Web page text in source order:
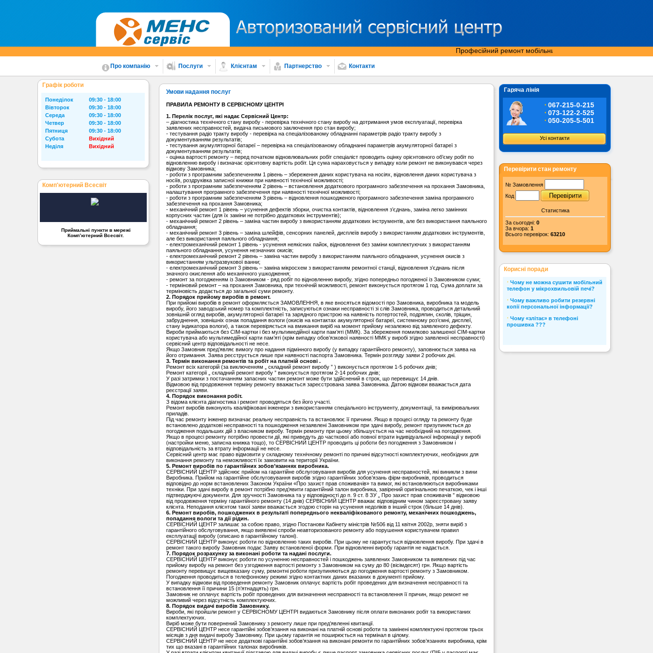
Професійний ремонт мобільних телефонів, моніторів,
Про компанію Послуги Клієнтам Партнерство Контакти
Графік роботи
Понеділок
09:30 - 18:00
Вівторок
09:30 - 18:00
Середа
09:30 - 18:00
Четвер
09:30 - 18:00
Пятниця
09:30 - 18:00
Субота
Вихідний
Неділя
Вихідний
Комп'ютерний Всесвіт
Приймальні пункти в мережі
Комп’ютерний Всесвіт.
Умови надання послуг
ПРАВИЛА РЕМОНТУ В СЕРВІСНОМУ ЦЕНТРІ
1. Перелік послуг, які надає Сервісний Центр:
– діагностика технічного стану виробу - перевірка технічного стану виробу на дотримання умов експлуатації, перевірка
заявлених несправностей, видача письмового заключення про стан виробу;
- тестування радіо тракту виробу - перевірка на спеціалізованому обладнанні параметрів радіо тракту виробу з
документуванням результатів;
- тестування акумуляторної батареї – перевірка на спеціалізованому обладнанні параметрів акумуляторної батареї з
документуванням результатів;
- оцінка вартості ремонту – перед початком відновлювальних робіт спеціаліст проводить оцінку орієнтовного об’єму робіт по
відновленню виробу і визначає орієнтовну вартість робіт. Ця сума нараховується у випадку коли ремонт не виконувався через
відмову Замовника;
- роботи з програмним забезпеченням 1 рівень – збереження даних користувача на носіях, відновлення даних користувача з
носіїв, роздруківка записної книжки при наявності технічної можливості;
- роботи з програмним забезпеченням 2 рівень – встановлення додаткового програмного забезпечення на прохання Замовника,
налаштування програмного забезпечення при наявності технічної можливості;
- роботи з програмним забезпеченням 3 рівень – відновлення пошкодженого програмного забезпечення заміна програмного
забезпечення на прохання Замовника;
- механічний ремонт 1 рівень – усунення дефектів зборки, очистка контактів, відновлення з’єднань, заміна легко замінних
корпусних частин (для їх заміни не потрібно додаткових інструментів);
- механічний ремонт 2 рівень – заміна частин виробу з використанням додаткових інструментів, але без використання паяльного
обладнання;
- механічний ремонт 3 рівень – заміна шлейфів, сенсорних панелей, дисплеїв виробу з використанням додаткових інструментів,
але без використання паяльного обладнання;
- електромеханічний ремонт 1 рівень - усунення неякісних пайок, відновлення без заміни комплектуючих з використанням
паяльного обладнання, усунення незначних окисів;
- електромеханічний ремонт 2 рівень – заміна частин виробу з використанням паяльного обладнання, усунення окисів з
використанням ультразвукової ванни;
- електромеханічний ремонт 3 рівень – заміна мікросхем з використанням ремонтної станції, відновлення з’єднань після
значного окислення або механічного ушкодження;
- ремонт за погодженням із Замовником - ряд робіт по відновленню виробу, згідно попередньо погодженої із Замовником суми;
- терміновий ремонт – на прохання Замовника, при технічній можливості, ремонт виконується протягом 1 год. Сума доплати за
терміновість додається до загальної суми ремонту.
2. Порядок прийому виробів в ремонт.
При прийомі виробів в ремонт оформляється ЗАМОВЛЕННЯ, в яке вносяться відомості про Замовника, виробника та модель
виробу, його заводський номер та комплектність, записуються ознаки несправності зі слів Замовника, проводиться детальний
зовнішній огляд виробів, акумуляторної батареї та зарядного пристрою на наявність потертостей, подряпин, сколів, тріщин,
забруднення, зовнішніх ознак попадання вологи (окисів на контактах акумуляторної батареї, системному роз’ємні, дисплеї,
стану індикатора вологи), а також перевіряється на вмикання виріб на момент прийому незалежно від заявленого дефекту.
Вироби приймаються без СІМ-картки і без мультимедійної карти пам’яті (ММК). За збереження помилково залишеної СІМ-картки
користувача або мультимедійної карти пам’яті (крім випадку обов’язкової наявності ММК у виробі згідно заявленої несправності)
сервісний центр відповідальності не несе.
Якщо Замовник пред’являє вимогу про надання підмінного виробу (у випадку гарантійного ремонту), заповнюється заява на
його отримання. Заява реєструється лише при наявності паспорта Замовника. Термін розгляду заяви 2 робочих дні.
3. Термін виконання ремонтів та робіт на платній основі .
Ремонт всіх категорій (за виключенням „ складний ремонт виробу ” ) виконується протягом 1-5 робочих днів;
Ремонт категорії „ складний ремонт виробу ” виконується протягом 2-14 робочих днів;
У разі затримки з постачанням запасних частин ремонт може бути здійснений в строк, що перевищує 14 днів.
Відмовою від продовження терміну ремонту вважається зареєстрована заява Замовника. Датою відмови вважається дата
реєстрації заяви.
4. Порядок виконання робіт.
З відома клієнта діагностика і ремонт проводяться без його участі.
Ремонт виробів виконують кваліфіковані інженери з використанням спеціального інструменту, документації, та вимірювальних
приладів.
Під час ремонту інженер визначає реальну несправність та встановлює її причини. Якщо в процесі огляду та ремонту буде
встановлено додаткові несправності та пошкодження незаявлені Замовником при здачі виробу, ремонт призупиняється до
погодження подальших дій з власником виробу. Термін ремонту при цьому збільшується на час необхідний на погодження.
Якщо в процесі ремонту потрібно провести дії, які приведуть до часткової або повної втрати індивідуальної інформації у виробі
(настройки меню, записна книжка тощо), то СЕРВІСНИЙ ЦЕНТР проводить ці роботи без погодження з Замовником і
відповідальність за втрату інформації не несе.
Сервісний центр має право відмовити у складному технічному ремонті по причині відсутності комплектуючих, необхідних для
виконання ремонту та неможливості їх замовити на території України.
5. Ремонт виробів по гарантійних зобов’язаннях виробника.
СЕРВІСНИЙ ЦЕНТР здійснює прийом на гарантійне обслуговування виробів для усунення несправностей, які виникли з вини
Виробника. Прийом на гарантійне обслуговування виробів згідно гарантійних зобов’язань фірм-виробників, проводиться
відповідно до норм встановлених Законом України «Про захист прав споживачів» та вимог, які встановлюються виробниками
техніки. При здачі виробу в ремонт потрібно пред’явити гарантійний талон виробника, завірений оригінальною печаткою, чек і інші
підтверджуючі документи. Для зручності Замовника та у відповідності до п. 9 ст. 8 ЗУ „ Про захист прав споживачів ” відмовою
від продовження терміну гарантійного ремонту (14 днів) СЕРВІСНИЙ ЦЕНТР вважає відповідним чином зареєстровану заяву
клієнта. Неподання клієнтом такої заяви вважається згодою сторін на усунення недоліків в інший строк (більше 14 днів).
6. Ремонт виробів, пошкоджених в результаті попереднього некваліфікованого ремонту, механічних пошкоджень,
попадання вологи та дії рідин.
СЕРВІСНИЙ ЦЕНТР залишає за собою право, згідно Постанови Кабінету міністрів №506 від 11 квітня 2002р, зняти виріб з
гарантійного обслуговування, якщо виявлені спроби неавторизованого ремонту або порушення користувачем правил
експлуатації виробу (описано в гарантійному талоні).
СЕРВІСНИЙ ЦЕНТР виконує роботи по відновленню таких виробів. При цьому не гарантується відновлення виробу. При здачі в
ремонт такого виробу Замовник подає Заяву встановленої форми. При відновленні виробу гарантія не надається.
7. Порядок розрахунку за виконані роботи та надані послуги.
СЕРВІСНИЙ ЦЕНТР виконує роботи по усуненню несправностей і пошкоджень заявлених Замовником та виявлених під час
прийому виробу на ремонт без узгодження вартості ремонту з Замовником на суму до 80 (вісімдесят) грн. Якщо вартість
ремонту перевищує вищевказану суму, ремонтні роботи призупиняються до погодження вартості ремонту з Замовником.
Погодження проводиться в телефонному режимі згідно контактних даних вказаних в документі прийому.
У випадку відмови від проведення ремонту Замовник оплачує вартість робіт проведених для визначення несправності та
встановлення її причини 15 (п’ятнадцять) грн.
Замовник не оплачує вартість робіт проведених для визначення несправності та встановлення її причин, якщо ремонт не
можливий через відсутність комплектуючих.
8. Порядок видачі виробів Замовнику.
Вироби, які пройшли ремонт у СЕРВІСНОМУ ЦЕНТРІ видаються Замовнику після оплати виконаних робіт та використаних
комплектуючих.
Виріб може бути повернений Замовнику з ремонту лише при пред’явленні квитанції.
СЕРВІСНИЙ ЦЕНТР несе гарантійні зобов’язання на виконані на платній основі роботи та замінені комплектуючі протягом трьох
місяців з дня видачі виробу Замовнику. При цьому гарантія не поширюється на термінал в цілому.
СЕРВІСНИЙ ЦЕНТР не несе додаткові гарантійні зобов’язання на виконані ремонти по гарантійних зобов’язаннях виробника, крім
тих що вказані в гарантійних талонах виробників.
Гаряча лінія
⋅ 067-215-0-215
⋅ 073-122-2-525
⋅ 050-205-5-501
Усі контакти
Перевірити стан ремонту
№ Замовлення
Код
Статистика
За сьогодні: 0
За вчора: 1
Всього перевірок: 63210
Корисні поради
⋅ Чому не можна сушити мобільний
телефон у мікрохвильовій печі?
⋅ Чому важливо робити резервні
копії персональної інформації?
⋅ Чому «злітає» в телефоні
прошивка ???